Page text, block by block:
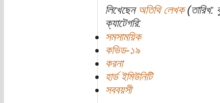
লিখেছেন অতিথি লেখক(তারিখ:
ক্যাটেগরি:
সমসাময়িক
কভিড-১৯
করনা
হার্ড ইমিউনিটি
সববয়সী